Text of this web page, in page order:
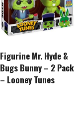
Figurine Mr. Hyde &
Bugs Bunny – 2 Pack
– Looney Tunes